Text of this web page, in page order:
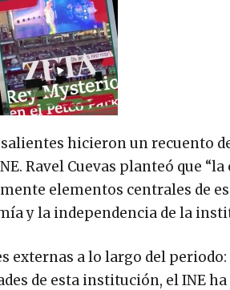
hicieron un recuento
Ravel Cuevas planteó que
elementos centrales de
y la independencia de la
externas a lo largo del periodo:
de esta institución, el INE